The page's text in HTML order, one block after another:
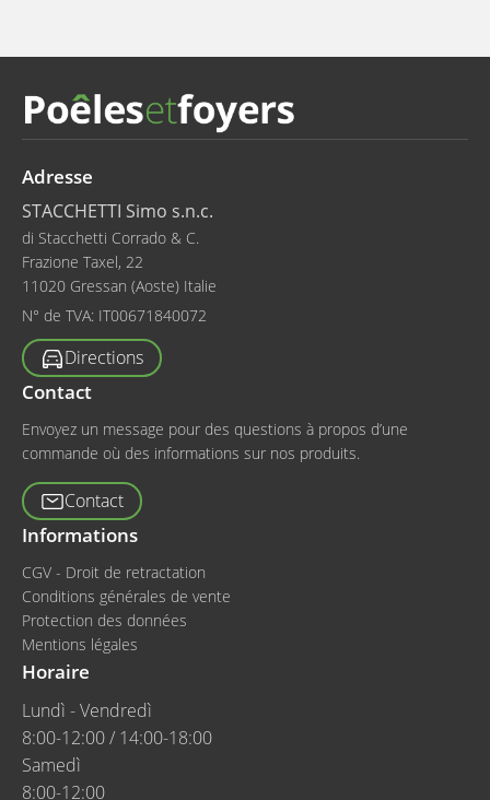
Adresse
STACCHETTI Simo s.n.c.
di Stacchetti Corrado & C.
Frazione Taxel, 22
11020 Gressan (Aoste) Italie
N° de TVA: IT00671840072
Directions
Contact
Envoyez un message pour des questions à propos d’une
commande où des informations sur nos produits.
Contact
Informations
CGV - Droit de retractation
Conditions générales de vente
Protection des données
Mentions légales
Horaire
Lundì - Vendredì
8:00-12:00 / 14:00-18:00
Samedì
8:00-12:00